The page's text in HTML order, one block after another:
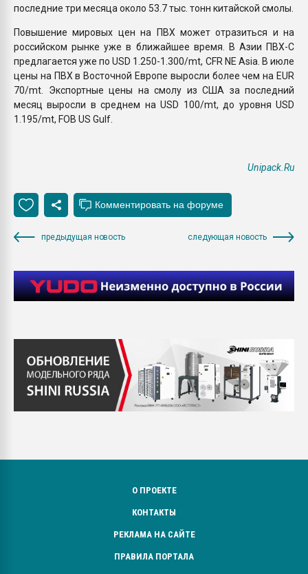
последние три месяца около 53.7 тыс. тонн китайской смолы.
Повышение мировых цен на ПВХ может отразиться и на
российском рынке уже в ближайшее время. В Азии ПВХ-С
предлагается уже по USD 1.250-1.300/mt, CFR NE Asia. В июле
цены на ПВХ в Восточной Европе выросли более чем на EUR
70/mt. Экспортные цены на смолу из США за последний
месяц выросли в среднем на USD 100/mt, до уровня USD
1.195/mt, FOB US Gulf.
Unipack.Ru
предыдущая новость следующая новость
О ПРОЕКТЕ
КОНТАКТЫ
РЕКЛАМА НА САЙТЕ
ПРАВИЛА ПОРТАЛА